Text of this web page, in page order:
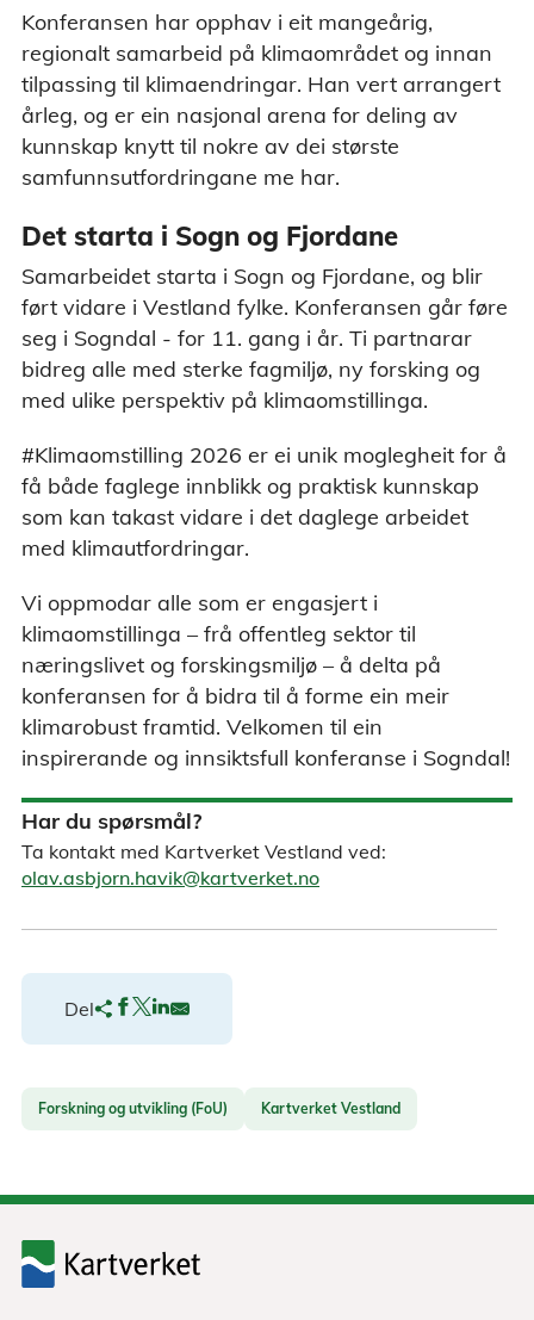
Konferansen har opphav i eit mangeårig,
regionalt samarbeid på klimaområdet og innan
tilpassing til klimaendringar. Han vert arrangert
årleg, og er ein nasjonal arena for deling av
kunnskap knytt til nokre av dei største
samfunnsutfordringane me har.
Det starta i Sogn og Fjordane
Samarbeidet starta i Sogn og Fjordane, og blir
ført vidare i Vestland fylke. Konferansen går føre
seg i Sogndal - for 11. gang i år. Ti partnarar
bidreg alle med sterke fagmiljø, ny forsking og
med ulike perspektiv på klimaomstillinga.
#Klimaomstilling 2026 er ei unik moglegheit for å
få både faglege innblikk og praktisk kunnskap
som kan takast vidare i det daglege arbeidet
med klimautfordringar.
Vi oppmodar alle som er engasjert i
klimaomstillinga – frå offentleg sektor til
næringslivet og forskingsmiljø – å delta på
konferansen for å bidra til å forme ein meir
klimarobust framtid. Velkomen til ein
inspirerande og innsiktsfull konferanse i Sogndal!
Har du spørsmål?
Ta kontakt med Kartverket Vestland ved:
olav.asbjorn.havik@kartverket.no
Del
Forskning og utvikling (FoU) Kartverket Vestland